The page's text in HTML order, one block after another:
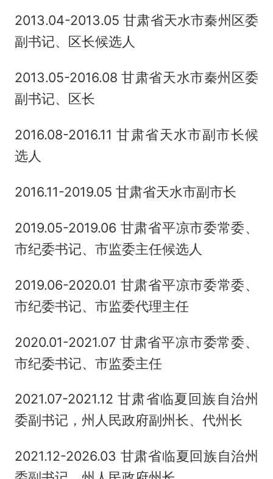
2013.04-2013.05 甘肃省天水市秦州区委
副书记、区长候选人
2013.05-2016.08 甘肃省天水市秦州区委
副书记、区长
2016.08-2016.11 甘肃省天水市副市长候
选人
2016.11-2019.05 甘肃省天水市副市长
2019.05-2019.06 甘肃省平凉市委常委、
市纪委书记、市监委主任候选人
2019.06-2020.01 甘肃省平凉市委常委、
市纪委书记、市监委代理主任
2020.01-2021.07 甘肃省平凉市委常委、
市纪委书记、市监委主任
2021.07-2021.12 甘肃省临夏回族自治州
委副书记，州人民政府副州长、代州长
2021.12-2026.03 甘肃省临夏回族自治州